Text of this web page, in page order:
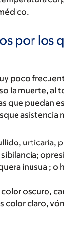
por los
poco
la muerte, al
que puedan
asistencia
urticaria;
inusual; o
oscuro,
color claro,